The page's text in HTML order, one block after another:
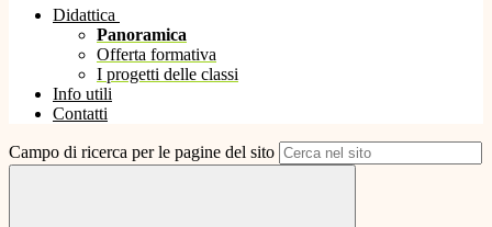
Didattica
Panoramica
Offerta formativa
I progetti delle classi
Info utili
Contatti
Campo di ricerca per le pagine del sito